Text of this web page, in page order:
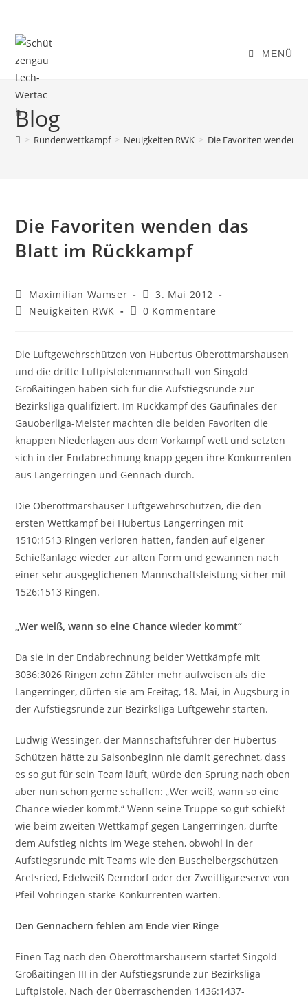
springen
MENÜ
Blog
> Rundenwettkampf > Neuigkeiten RWK > Die Favoriten wenden
Die Favoriten wenden das
Blatt im Rückkampf
Beitrags-
Autor:
Maximilian Wamser
Beitrag
veröffentlicht:
3. Mai 2012
Beitrags-
Neuigkeiten RWK
Beitrags-
0 Kommentare
Die Luftgewehrschützen von Hubertus Oberottmarshausen
und die dritte Luftpistolenmannschaft von Singold
Großaitingen haben sich für die Aufstiegsrunde zur
Bezirksliga qualifiziert. Im Rückkampf des Gaufinales der
Gauoberliga-Meister machten die beiden Favoriten die
knappen Niederlagen aus dem Vorkampf wett und setzten
sich in der Endabrechnung knapp gegen ihre Konkurrenten
aus Langerringen und Gennach durch.
Die Oberottmarshauser Luftgewehrschützen, die den
ersten Wettkampf bei Hubertus Langerringen mit
1510:1513 Ringen verloren hatten, fanden auf eigener
Schießanlage wieder zur alten Form und gewannen nach
einer sehr ausgeglichenen Mannschaftsleistung sicher mit
1526:1513 Ringen.
„Wer weiß, wann so eine Chance wieder kommt“
Da sie in der Endabrechnung beider Wettkämpfe mit
3036:3026 Ringen zehn Zähler mehr aufweisen als die
Langerringer, dürfen sie am Freitag, 18. Mai, in Augsburg in
der Aufstiegsrunde zur Bezirksliga Luftgewehr starten.
Ludwig Wessinger, der Mannschaftsführer der Hubertus-
Schützen hätte zu Saisonbeginn nie damit gerechnet, dass
es so gut für sein Team läuft, würde den Sprung nach oben
aber nun schon gerne schaffen: „Wer weiß, wann so eine
Chance wieder kommt.“ Wenn seine Truppe so gut schießt
wie beim zweiten Wettkampf gegen Langerringen, dürfte
dem Aufstieg nichts im Wege stehen, obwohl in der
Aufstiegsrunde mit Teams wie den Buschelbergschützen
Aretsried, Edelweiß Derndorf oder der Zweitligareserve von
Pfeil Vöhringen starke Konkurrenten warten.
Den Gennachern fehlen am Ende vier Ringe
Einen Tag nach den Oberottmarshausern startet Singold
Großaitingen III in der Aufstiegsrunde zur Bezirksliga
Luftpistole. Nach der überraschenden 1436:1437-